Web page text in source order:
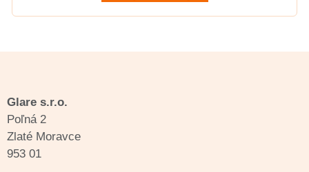
Glare s.r.o.
Poľná 2
Zlaté Moravce
953 01